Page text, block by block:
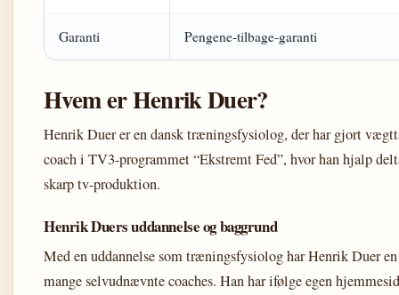
Garanti Pengene-tilbage-garanti
Hvem er Henrik Duer?
Henrik Duer er en dansk træningsfysiolog, der har gjort
coach i TV3-programmet “Ekstremt Fed”, hvor han hjalp
skarp tv-produktion.
Henrik Duers uddannelse og baggrund
Med en uddannelse som træningsfysiolog har Henrik Duer
mange selvudnævnte coaches. Han har ifølge egen